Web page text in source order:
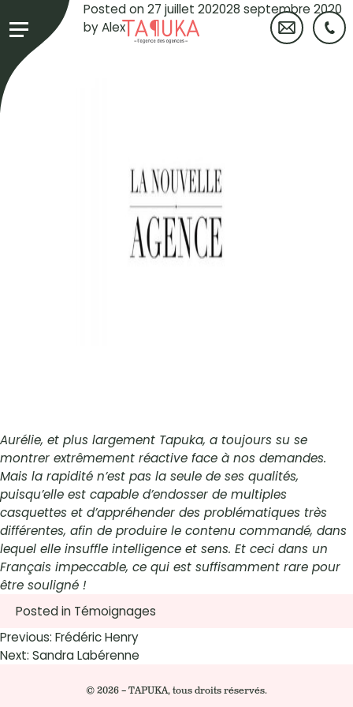
Madafi
Posted on27 juillet 202028 septembre 2020
byAlex
Aurélie, et plus largement Tapuka, a toujours su se
montrer extrêmement réactive face à nos demandes.
Mais la rapidité n’est pas la seule de ses qualités,
puisqu’elle est capable d’endosser de multiples
casquettes et d’appréhender des problématiques très
différentes, afin de produire le contenu commandé, dans
lequel elle insuffle intelligence et sens. Et ceci dans un
Français impeccable, ce qui est suffisamment rare pour
être souligné !
Posted in Témoignages
Navigation
de
Previous: Frédéric Henry
Next: Sandra Labérenne
© 2026 – TAPUKA, tous droits réservés.